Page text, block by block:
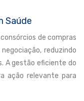
Saúde
de compras
reduzindo
A gestão eficiente do
ação relevante para